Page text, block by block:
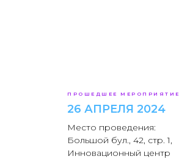
ПРОШЕДШЕЕ МЕРОПРИЯТИЕ
26 АПРЕЛЯ 2024
Место проведения:
Большой бул., 42, стр. 1,
Инновационный центр